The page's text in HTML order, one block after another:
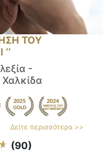
ΤΟΥ
-
Δείτε περισσότερα >>
(90)